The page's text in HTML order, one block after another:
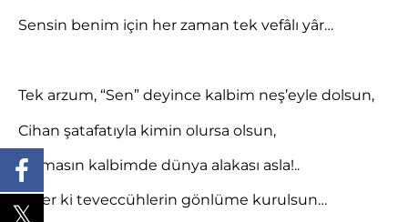
Sensin benim için her zaman tek vefâlı yâr…
Tek arzum, “Sen” deyince kalbim neş’eyle dolsun,
Cihan şatafatıyla kimin olursa olsun,
Kalmasın kalbimde dünya alakası asla!..
Yeter ki teveccühlerin gönlüme kurulsun…